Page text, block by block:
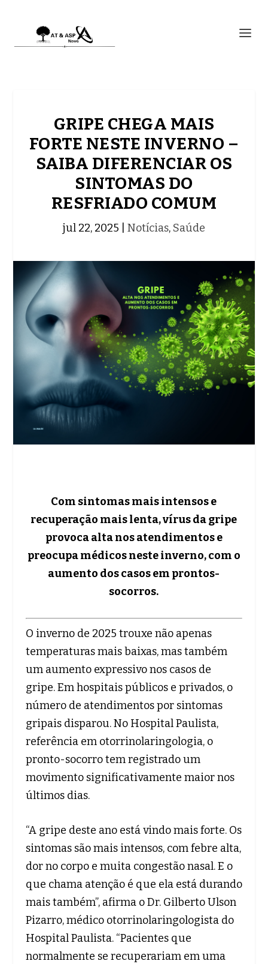
GRIPE CHEGA MAIS
FORTE NESTE INVERNO –
SAIBA DIFERENCIAR OS
SINTOMAS DO
RESFRIADO COMUM
jul 22, 2025 Notícias, Saúde
Com sintomas mais intensos e
recuperação mais lenta, vírus da gripe
provoca alta nos atendimentos e
preocupa médicos neste inverno, com o
aumento dos casos em prontos-
socorros.
O inverno de 2025 trouxe não apenas
temperaturas mais baixas, mas também
um aumento expressivo nos casos de
gripe. Em hospitais públicos e privados, o
número de atendimentos por sintomas
gripais disparou. No Hospital Paulista,
referência em otorrinolaringologia, o
pronto-socorro tem registrado um
movimento significativamente maior nos
últimos dias.
“A gripe deste ano está vindo mais forte. Os
sintomas são mais intensos, com febre alta,
dor no corpo e muita congestão nasal. E o
que chama atenção é que ela está durando
mais também”, afirma o Dr. Gilberto Ulson
Pizarro, médico otorrinolaringologista do
Hospital Paulista. “Pacientes que
normalmente se recuperariam em uma